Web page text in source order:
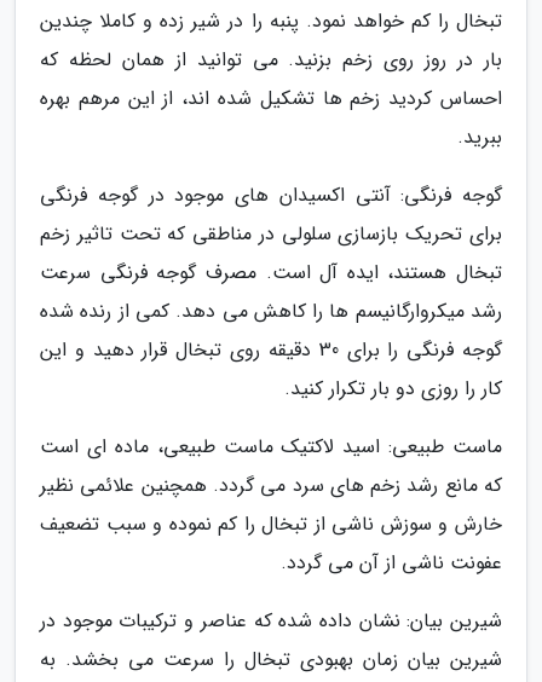
تبخال را کم خواهد نمود. پنبه را در شیر زده و کاملا چندین
بار در روز روی زخم بزنید. می توانید از همان لحظه که
احساس کردید زخم ها تشکیل شده اند، از این مرهم بهره
ببرید.
گوجه فرنگی: آنتی اکسیدان های موجود در گوجه فرنگی
برای تحریک بازسازی سلولی در مناطقی که تحت تاثیر زخم
تبخال هستند، ایده آل است. مصرف گوجه فرنگی سرعت
رشد میکروارگانیسم ها را کاهش می دهد. کمی از رنده شده
گوجه فرنگی را برای 30 دقیقه روی تبخال قرار دهید و این
کار را روزی دو بار تکرار کنید.
ماست طبیعی: اسید لاکتیک ماست طبیعی، ماده ای است
که مانع رشد زخم های سرد می گردد. همچنین علائمی نظیر
خارش و سوزش ناشی از تبخال را کم نموده و سبب تضعیف
عفونت ناشی از آن می گردد.
شیرین بیان: نشان داده شده که عناصر و ترکیبات موجود در
شیرین بیان زمان بهبودی تبخال را سرعت می بخشد. به